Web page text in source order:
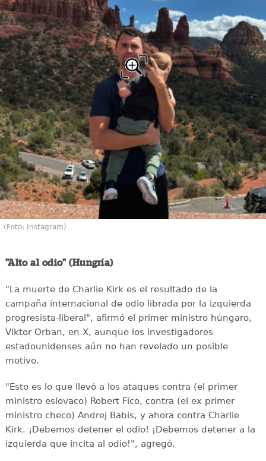
(Foto: Instagram)
"Alto al odio" (Hungría)
"La muerte de Charlie Kirk es el resultado de la
campaña internacional de odio librada por la izquierda
progresista-liberal", afirmó el primer ministro húngaro,
Viktor Orban, en X, aunque los investigadores
estadounidenses aún no han revelado un posible
motivo.
"Esto es lo que llevó a los ataques contra (el primer
ministro eslovaco) Robert Fico, contra (el ex primer
ministro checo) Andrej Babis, y ahora contra Charlie
Kirk. ¡Debemos detener el odio! ¡Debemos detener a la
izquierda que incita al odio!", agregó.